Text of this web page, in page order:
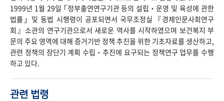
1999년 1월 29일 ｢정부출연연구기관 등의 설립‧운영 및 육성에 관한
법률｣ 및 동법 시행령이 공포되면서 국무조정실『경제인문사회연구
회』소관의 연구기관으로서 새로운 역사를 시작하였으며 보건복지 부
문의 주요 영역에 대해 증거기반 정책 추진을 위한 기초자료를 생산하고,
관련 정책의 장단기 계획 수립‧추진에 요구되는 정책연구 업무를 수행
하고 있다.
관련 법령